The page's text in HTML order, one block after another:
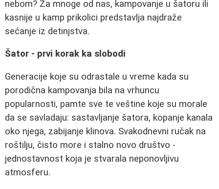
nebom? Za mnoge od nas, kampovanje u šatoru ili
kasnije u kamp prikolici predstavlja najdraže
sećanje iz detinjstva.
Šator - prvi korak ka slobodi
Generacije koje su odrastale u vreme kada su
porodična kampovanja bila na vrhuncu
popularnosti, pamte sve te veštine koje su morale
da se savladaju: sastavljanje šatora, kopanje kanala
oko njega, zabijanje klinova. Svakodnevni ručak na
roštilju, čisto more i stalno novo društvo -
jednostavnost koja je stvarala neponovljivu
atmosferu.